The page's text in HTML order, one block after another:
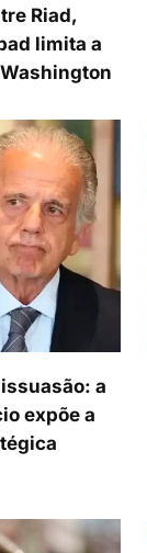
Riad,
limita a
a
expõe a